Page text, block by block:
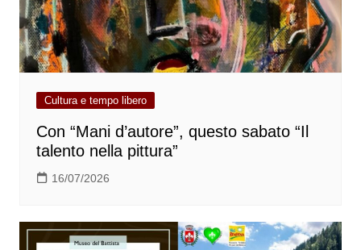
Cultura e tempo libero
Con “Mani d’autore”, questo sabato “Il
talento nella pittura”
16/07/2026